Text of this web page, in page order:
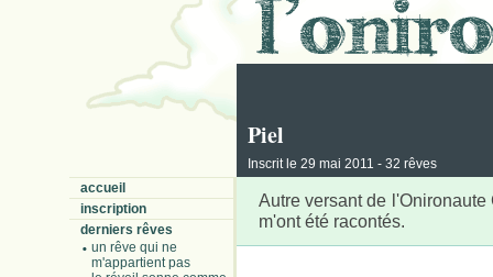
Piel
Inscrit le 29 mai 2011 - 32 rêves
accueil
inscription
derniers rêves
un rêve qui ne
m'appartient pas
Autre versant de
m'ont été racontés.